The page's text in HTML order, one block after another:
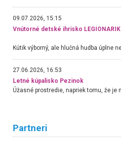
09.07.2026, 15:15
Vnútorné detské ihrisko
27.06.2026, 16:53
Letné kúpalisko Pezinok
Partneri